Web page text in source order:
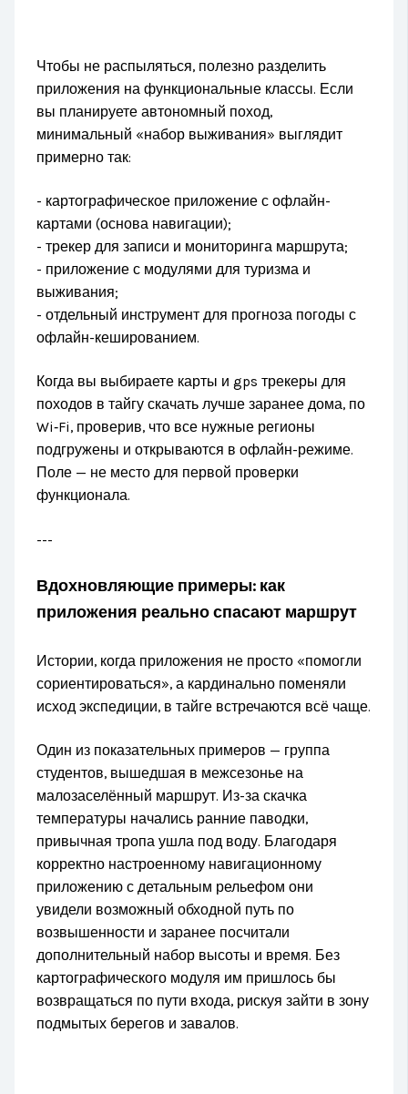
Чтобы не распыляться, полезно разделить
приложения на функциональные классы. Если
вы планируете автономный поход,
минимальный «набор выживания» выглядит
примерно так:
- картографическое приложение с офлайн-
картами (основа навигации);
- трекер для записи и мониторинга маршрута;
- приложение с модулями для туризма и
выживания;
- отдельный инструмент для прогноза погоды с
офлайн-кешированием.
Когда вы выбираете карты и gps трекеры для
походов в тайгу скачать лучше заранее дома, по
Wi‑Fi, проверив, что все нужные регионы
подгружены и открываются в офлайн-режиме.
Поле — не место для первой проверки
функционала.
---
Вдохновляющие примеры: как
приложения реально спасают маршрут
Истории, когда приложения не просто «помогли
сориентироваться», а кардинально поменяли
исход экспедиции, в тайге встречаются всё чаще.
Один из показательных примеров — группа
студентов, вышедшая в межсезонье на
малозаселённый маршрут. Из-за скачка
температуры начались ранние паводки,
привычная тропа ушла под воду. Благодаря
корректно настроенному навигационному
приложению с детальным рельефом они
увидели возможный обходной путь по
возвышенности и заранее посчитали
дополнительный набор высоты и время. Без
картографического модуля им пришлось бы
возвращаться по пути входа, рискуя зайти в зону
подмытых берегов и завалов.